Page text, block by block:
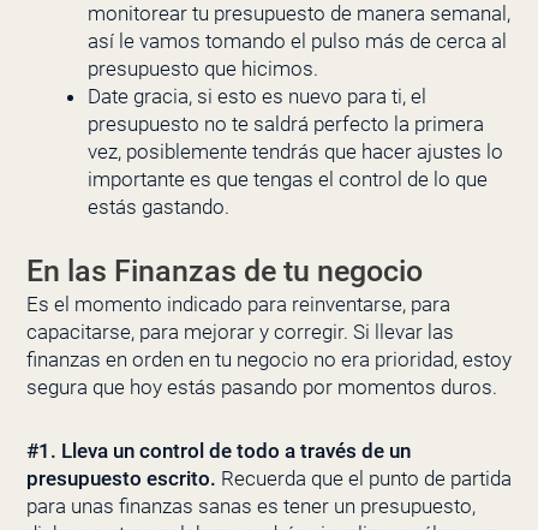
monitorear tu presupuesto de manera semanal,
así le vamos tomando el pulso más de cerca al
presupuesto que hicimos.
Date gracia, si esto es nuevo para ti, el
presupuesto no te saldrá perfecto la primera
vez, posiblemente tendrás que hacer ajustes lo
importante es que tengas el control de lo que
estás gastando.
En las Finanzas de tu negocio
Es el momento indicado para reinventarse, para
capacitarse, para mejorar y corregir. Si llevar las
finanzas en orden en tu negocio no era prioridad, estoy
segura que hoy estás pasando por momentos duros.
#1. Lleva un control de todo a través de un
presupuesto escrito. Recuerda que el punto de partida
para unas finanzas sanas es tener un presupuesto,